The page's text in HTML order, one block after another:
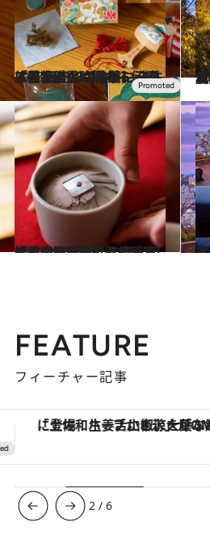
2023.6.3
「界 日光」【後篇】 先生は国宝修復に携わる伝統工芸士。 彩色体験に没頭する特別な時間を
旅＆お出かけ 「星のや京都」【前篇】 嵐山の渓
2023.4.15
「星のや京都」【後篇】 水辺の私邸に逗留し、京の文化や 奥嵐山の風光明媚な景観に触れる旅
旅＆お出かけ 「リゾ
FEATURE
フィーチャー記事
【銀座で出合う最旬美容】美髪ケアや上質な眠り…セルフケアのアップデートから、特別な名入れギフトまで。大人
3 /6